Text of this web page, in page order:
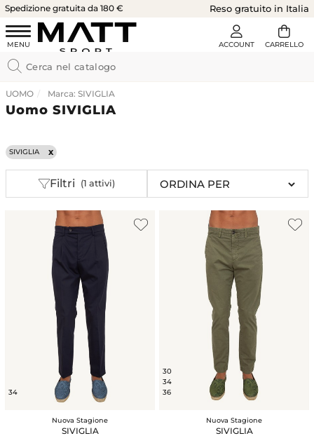
Spedizione gratuita da 180 € Reso gratuito in Italia
UOMO Marca: SIVIGLIA
Uomo SIVIGLIA
SIVIGLIA
Filtri (1 attivi)
34
Nuova Stagione
SIVIGLIA
30
34
36
Nuova Stagione
SIVIGLIA